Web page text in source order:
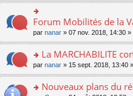
e
nt
s
ré
c
e
nt
le
pl
u
s
c
e
nt
e
n
o
lu
pl
u
s
c
s
g
e
n
o
lu
pl
le
m
e
s
g
e
n
o
s
ult
er
le
m
e
s
g
o
n
er
le
m
e
Forum Mobilités de la
par nanar » 07 nov. 2018, 14:30 »
o
n
ult
La MARCHABILITE
par nanar » 15 sept. 2018, 13:40
Nouveaux plans du